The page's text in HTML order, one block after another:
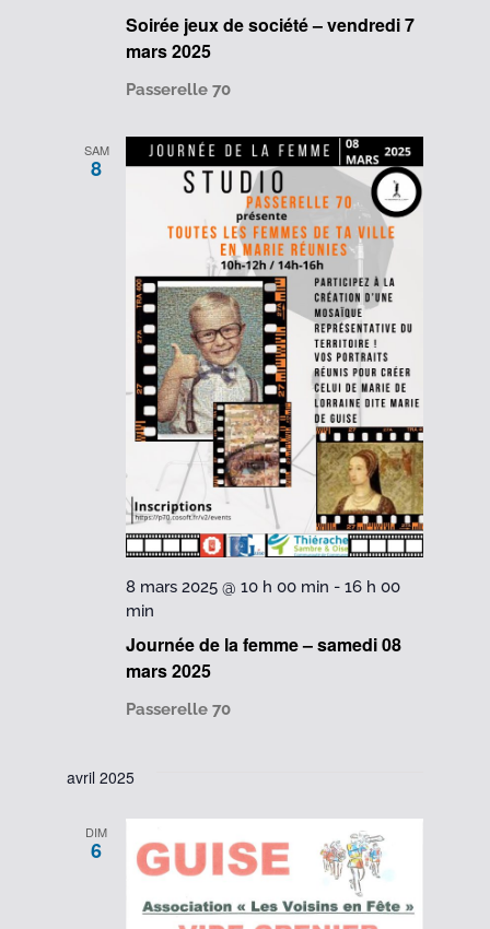
Soirée jeux de société – vendredi 7
mars 2025
Passerelle 70
SAM
8
Journée de la femme – samedi 08
mars 2025
8 mars 2025 @ 10 h 00 min -16 h 00
min
Passerelle 70
avril 2025
DIM
6